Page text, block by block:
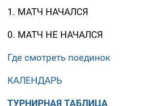
1. МАТЧ НАЧАЛСЯ
0. МАТЧ НЕ НАЧАЛСЯ
Где смотреть поединок
КАЛЕНДАРЬ
ТУРНИРНАЯ ТАБЛИЦА